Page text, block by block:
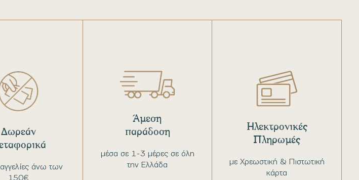
άνω των
150€
Δωρεάν
μέσα σε 1-3 μέρες σε όλη
την Ελλάδα
Άμεση
παράδοση
με Χρεωστική & Πιστωτική
κάρτα
Ηλεκτρονικές
Πληρωμές